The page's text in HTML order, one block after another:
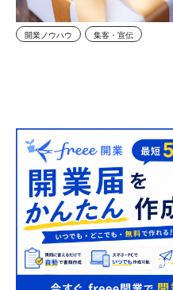
開業ノウハウ 集客・宣伝